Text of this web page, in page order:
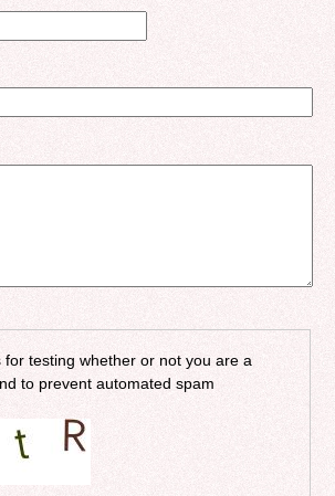
for testing whether or not you are a
to prevent automated spam